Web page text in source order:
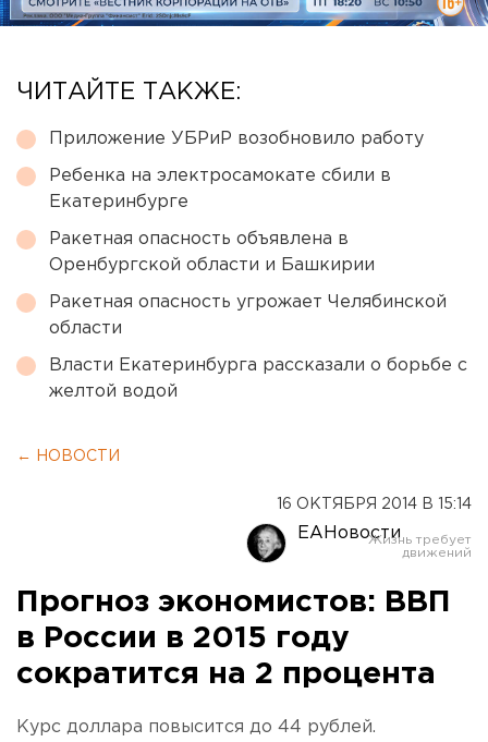
ЧИТАЙТЕ ТАКЖЕ:
Приложение УБРиР возобновило работу
Ребенка на электросамокате сбили в
Екатеринбурге
Ракетная опасность объявлена в
Оренбургской области и Башкирии
Ракетная опасность угрожает Челябинской
области
Власти Екатеринбурга рассказали о борьбе с
желтой водой
← НОВОСТИ
16 ОКТЯБРЯ 2014 В 15:14
ЕАНовости
Прогноз экономистов: ВВП
в России в 2015 году
сократится на 2 процента
Курс доллара повысится до 44 рублей.